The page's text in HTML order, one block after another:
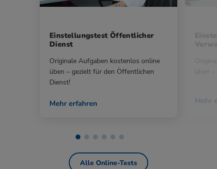
Einstellungstest Öffentlicher
Dienst
Originale Aufgaben kostenlos online
üben – gezielt für den Öffentlichen
Dienst!
Mehr erfahren Mehr
Alle Online-Tests